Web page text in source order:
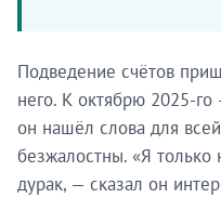
Подведение счётов
него. К октябрю 2025-
он нашёл слова для
безжалостны. «Я только
дурак, — сказал он